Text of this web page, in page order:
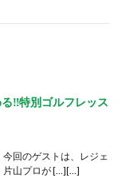
‼️特別ゴルフレッス
回のゲストは、レジェ
片山プロが […][…]